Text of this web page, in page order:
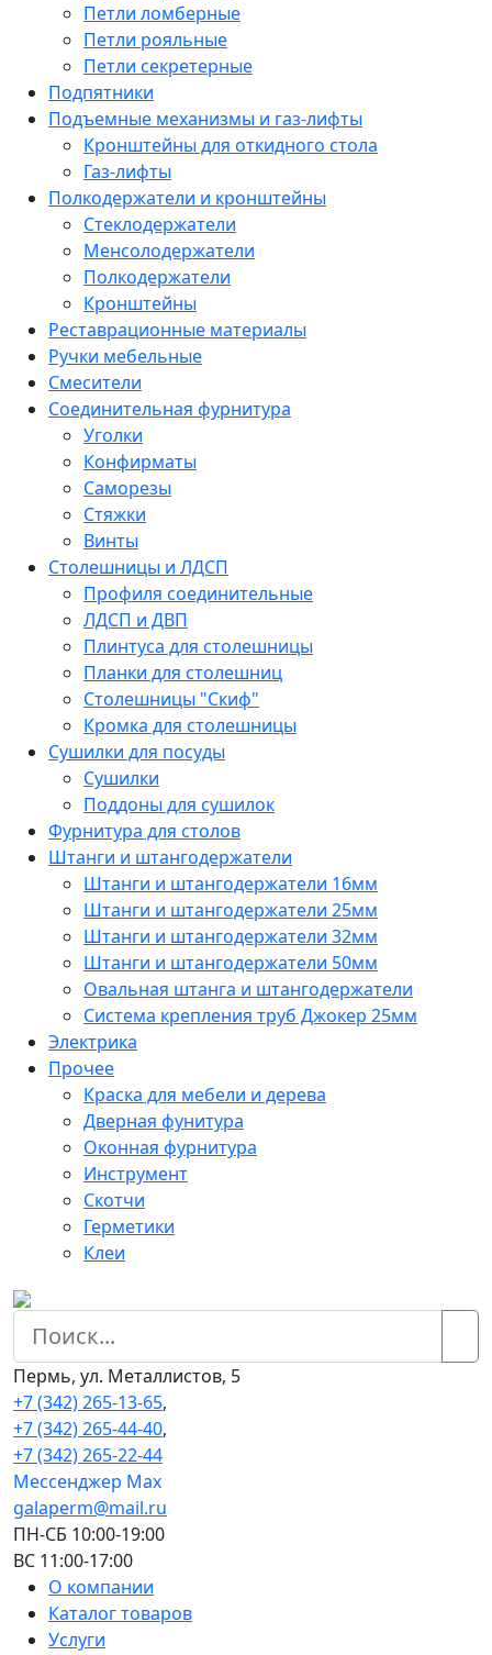
Петли ломберные
Петли рояльные
Петли секретерные
Подпятники
Подъемные механизмы и газ-лифты
Кронштейны для откидного стола
Газ-лифты
Полкодержатели и кронштейны
Стеклодержатели
Менсолодержатели
Полкодержатели
Кронштейны
Реставрационные материалы
Ручки мебельные
Смесители
Соединительная фурнитура
Уголки
Конфирматы
Саморезы
Стяжки
Винты
Столешницы и ЛДСП
Профиля соединительные
ЛДСП и ДВП
Плинтуса для столешницы
Планки для столешниц
Столешницы "Скиф"
Кромка для столешницы
Сушилки для посуды
Сушилки
Поддоны для сушилок
Фурнитура для столов
Штанги и штангодержатели
Штанги и штангодержатели 16мм
Штанги и штангодержатели 25мм
Штанги и штангодержатели 32мм
Штанги и штангодержатели 50мм
Овальная штанга и штангодержатели
Система крепления труб Джокер 25мм
Электрика
Прочее
Краска для мебели и дерева
Дверная фунитура
Оконная фурнитура
Инструмент
Скотчи
Герметики
Клеи
Пермь, ул. Металлистов, 5
+7 (342) 265-13-65,
+7 (342) 265-44-40,
+7 (342) 265-22-44
Мессенджер Мах
galaperm@mail.ru
ПН-СБ 10:00-19:00
ВС 11:00-17:00
О компании
Каталог товаров
Услуги